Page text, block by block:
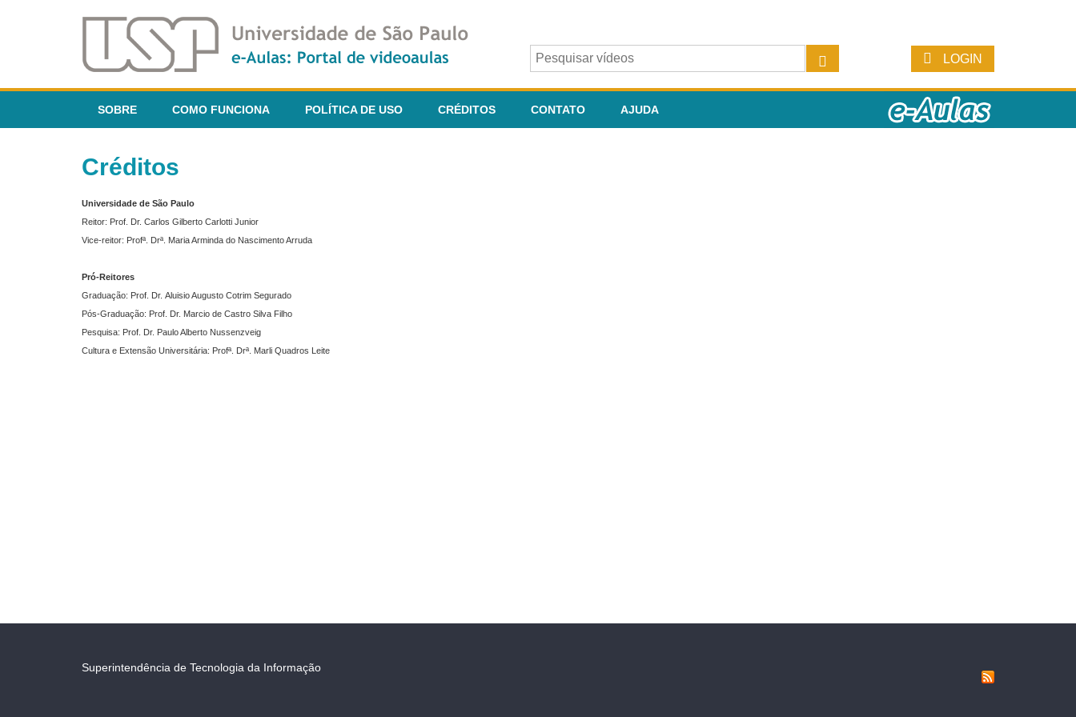
LOGIN
SOBRE COMO FUNCIONA POLÍTICA DE USO CRÉDITOS CONTATO AJUDA
Créditos
Universidade de São Paulo
Reitor: Prof. Dr. Carlos Gilberto Carlotti Junior
Vice-reitor: Profª. Drª. Maria Arminda do Nascimento Arruda
Pró-Reitores
Graduação: Prof. Dr. Aluisio Augusto Cotrim Segurado
Pós-Graduação: Prof. Dr. Marcio de Castro Silva Filho
Pesquisa: Prof. Dr. Paulo Alberto Nussenzveig
Cultura e Extensão Universitária: Profª. Drª. Marli Quadros Leite
Superintendência de Tecnologia da Informação